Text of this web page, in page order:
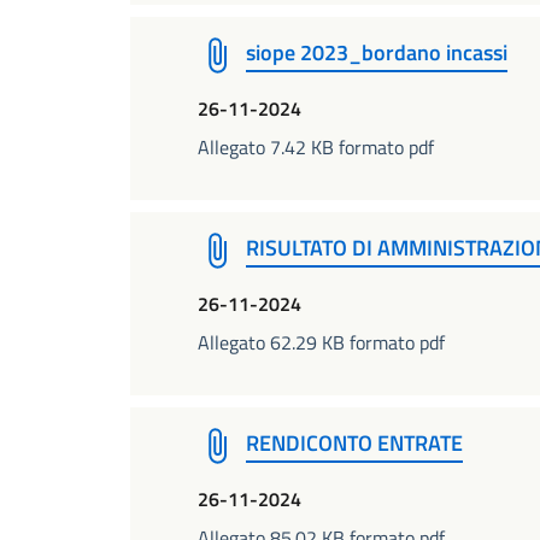
siope 2023_bordano incassi
26-11-2024
Allegato 7.42 KB formato pdf
RISULTATO DI
26-11-2024
Allegato 62.29 KB formato pdf
RENDICONTO ENTRATE
26-11-2024